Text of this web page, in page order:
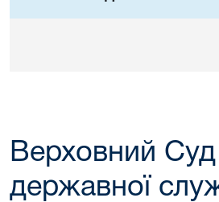
Верховний
державної